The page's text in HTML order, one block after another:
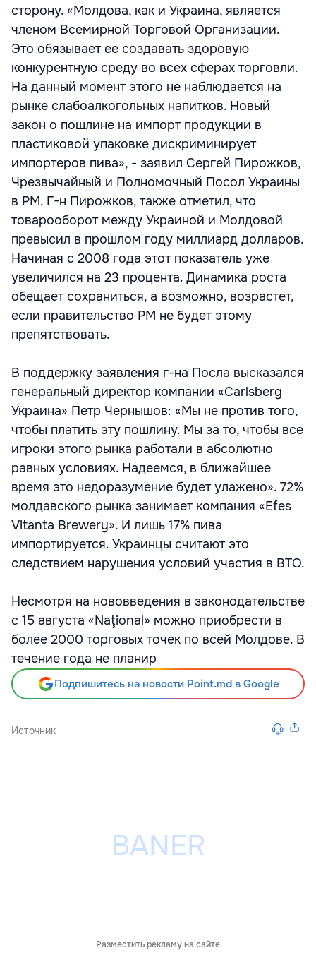
сторону. «Молдова, как и Украина, является
членом Всемирной Торговой Организации.
Это обязывает ее создавать здоровую
конкурентную среду во всех сферах торговли.
На данный момент этого не наблюдается на
рынке слабоалкогольных напитков. Новый
закон о пошлине на импорт продукции в
пластиковой упаковке дискриминирует
импортеров пива», - заявил Сергей Пирожков,
Чрезвычайный и Полномочный Посол Украины
в РМ. Г-н Пирожков, также отметил, что
товарооборот между Украиной и Молдовой
превысил в прошлом году миллиард долларов.
Начиная с 2008 года этот показатель уже
увеличился на 23 процента. Динамика роста
обещает сохраниться, а возможно, возрастет,
если правительство РМ не будет этому
препятствовать.
В поддержку заявления г-на Посла высказался
генеральный директор компании «Carlsberg
Украина» Петр Чернышов: «Мы не против того,
чтобы платить эту пошлину. Мы за то, чтобы все
игроки этого рынка работали в абсолютно
равных условиях. Надеемся, в ближайшее
время это недоразумение будет улажено». 72%
молдавского рынка занимает компания «Efes
Vitanta Brewery». И лишь 17% пива
импортируется. Украинцы считают это
следствием нарушения условий участия в ВТО.
Несмотря на нововведения в законодательстве
с 15 августа «Naţional» можно приобрести в
более 2000 торговых точек по всей Молдове. В
течение года не планир
Подпишитесь на новости Point.md в Google
Источник
Разместить рекламу на сайте